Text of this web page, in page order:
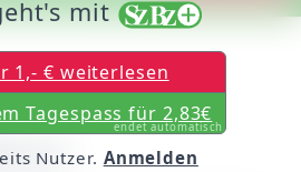
mit
1,- € weiterlesen
Tagespass für 2,83€
endet automatisch
Nutzer. Anmelden